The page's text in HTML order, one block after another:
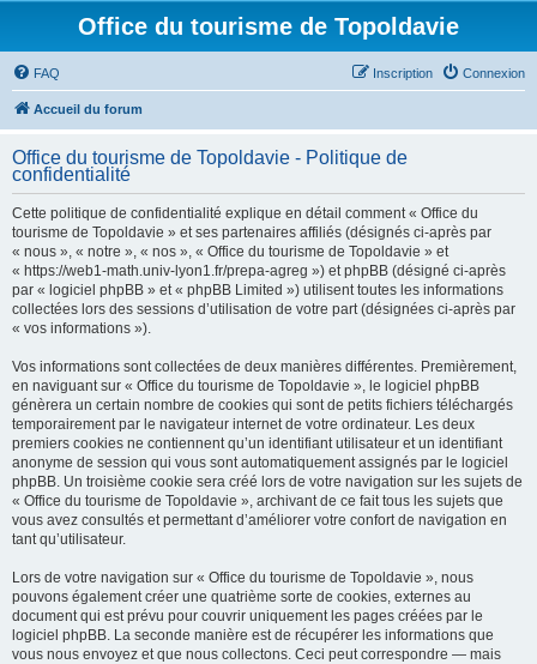
Office du tourisme de Topoldavie
FAQ Connexion
Inscription
Accueil du forum
Office du tourisme de Topoldavie - Politique de
confidentialité
Cette politique de confidentialité explique en détail comment « Office du
tourisme de Topoldavie » et ses partenaires affiliés (désignés ci-après par
« nous », « notre », « nos », « Office du tourisme de Topoldavie » et
« https://web1-math.univ-lyon1.fr/prepa-agreg ») et phpBB (désigné ci-après
par « logiciel phpBB » et « phpBB Limited ») utilisent toutes les informations
collectées lors des sessions d’utilisation de votre part (désignées ci-après par
« vos informations »).
Vos informations sont collectées de deux manières différentes. Premièrement,
en naviguant sur « Office du tourisme de Topoldavie », le logiciel phpBB
génèrera un certain nombre de cookies qui sont de petits fichiers téléchargés
temporairement par le navigateur internet de votre ordinateur. Les deux
premiers cookies ne contiennent qu’un identifiant utilisateur et un identifiant
anonyme de session qui vous sont automatiquement assignés par le logiciel
phpBB. Un troisième cookie sera créé lors de votre navigation sur les sujets de
« Office du tourisme de Topoldavie », archivant de ce fait tous les sujets que
vous avez consultés et permettant d’améliorer votre confort de navigation en
tant qu’utilisateur.
Lors de votre navigation sur « Office du tourisme de Topoldavie », nous
pouvons également créer une quatrième sorte de cookies, externes au
document qui est prévu pour couvrir uniquement les pages créées par le
logiciel phpBB. La seconde manière est de récupérer les informations que
vous nous envoyez et que nous collectons. Ceci peut correspondre — mais